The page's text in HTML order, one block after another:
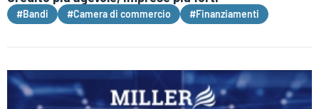
#Bandi #Camera di commercio #Finanziamenti